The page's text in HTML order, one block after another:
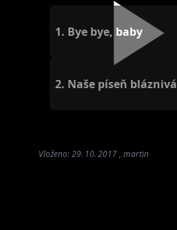
1. Bye bye, baby
2. Naše píseň bláznivá
Vloženo: 29. 10. 2017 , martin